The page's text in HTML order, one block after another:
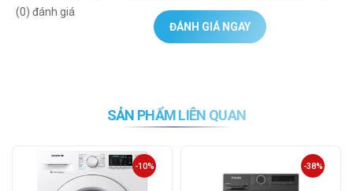
(0) đánh giá
ĐÁNH GIÁ NGAY
SẢN PHẨM LIÊN QUAN
-10% -38%